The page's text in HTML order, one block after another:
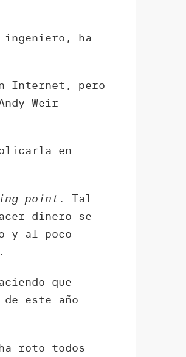
ingeniero, ha
Internet, pero
Weir
en
point. Tal
dinero se
y al poco
.
que
este año
roto todos